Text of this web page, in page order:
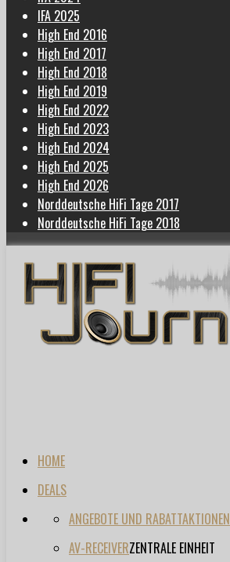
IFA 2025
High End 2016
High End 2017
High End 2018
High End 2019
High End 2022
High End 2023
High End 2024
High End 2025
High End 2026
Norddeutsche HiFi Tage 2017
Norddeutsche HiFi Tage 2018
HOME
DEALS
ANGEBOTE UND RABATTAKTIONEN
AV-RECEIVERZENTRALE EINHEIT